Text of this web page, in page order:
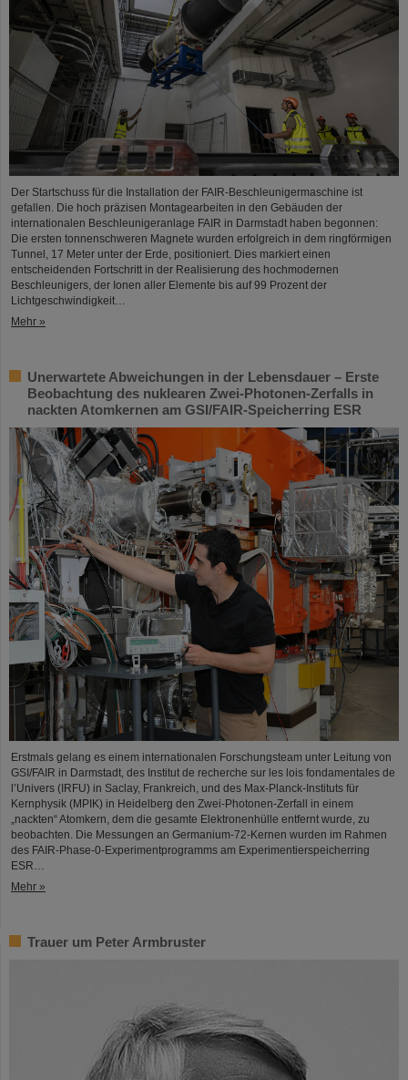
Der Startschuss für die Installation der FAIR-Beschleunigermaschine ist
gefallen. Die hoch präzisen Montagearbeiten in den Gebäuden der
internationalen Beschleunigeranlage FAIR in Darmstadt haben begonnen:
Die ersten tonnenschweren Magnete wurden erfolgreich in dem ringförmigen
Tunnel, 17 Meter unter der Erde, positioniert. Dies markiert einen
entscheidenden Fortschritt in der Realisierung des hochmodernen
Beschleunigers, der Ionen aller Elemente bis auf 99 Prozent der
Lichtgeschwindigkeit…
Mehr »
Unerwartete Abweichungen in der Lebensdauer – Erste
Beobachtung des nuklearen Zwei-Photonen-Zerfalls in
nackten Atomkernen am GSI/FAIR-Speicherring ESR
Erstmals gelang es einem internationalen Forschungsteam unter Leitung von
GSI/FAIR in Darmstadt, des Institut de recherche sur les lois fondamentales de
l’Univers (IRFU) in Saclay, Frankreich, und des Max-Planck-Instituts für
Kernphysik (MPIK) in Heidelberg den Zwei-Photonen-Zerfall in einem
„nackten“ Atomkern, dem die gesamte Elektronenhülle entfernt wurde, zu
beobachten. Die Messungen an Germanium-72-Kernen wurden im Rahmen
des FAIR-Phase-0-Experimentprogramms am Experimentierspeicherring
ESR…
Mehr »
Trauer um Peter Armbruster